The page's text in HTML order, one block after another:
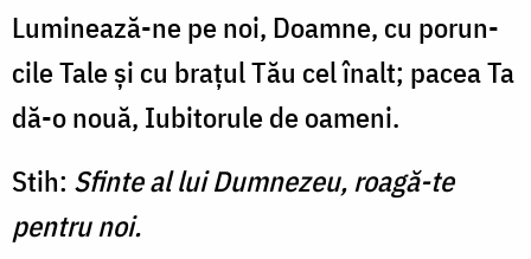
Luminează-ne pe noi, Doamne, cu po­run­
cile Tale și cu brațul Tău cel înalt; pacea Ta
dă-o nouă, Iubitorule de oameni.
Stih: Sfinte al lui Dumnezeu, roagă-te
pentru noi.